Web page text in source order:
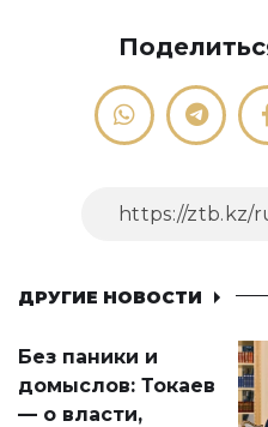
ДРУГИЕ НОВОСТИ
Без паники и
домыслов: Токаев
— о власти,